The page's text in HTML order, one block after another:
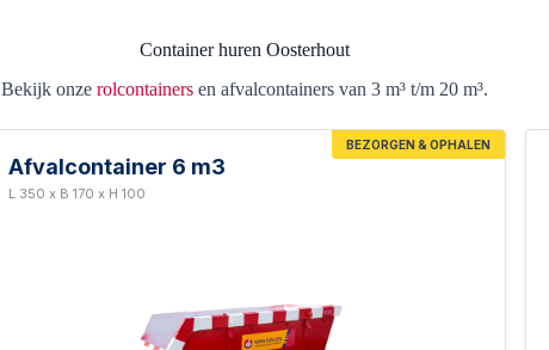
Container huren Oosterhout
Bekijk onze rolcontainers en afvalcontainers van 3 m³ t/m 20 m³.
BEZORGEN & OPHALEN
Afvalcontainer 6 m3
L 350 x B 170 x H 100